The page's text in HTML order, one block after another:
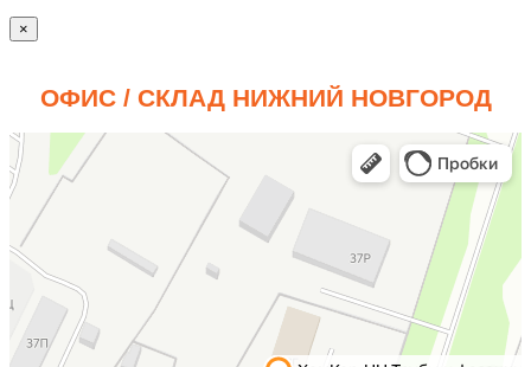
×
ОФИС / СКЛАД НИЖНИЙ НОВГОРОД